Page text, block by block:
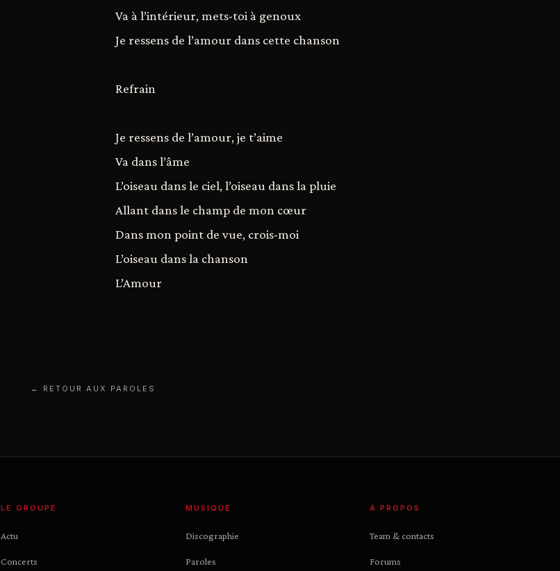
Va à l’intérieur, mets-toi à genoux
Je ressens de l’amour dans cette chanson
Refrain
Je ressens de l’amour, je t’aime
Va dans l’âme
L’oiseau dans le ciel, l’oiseau dans la pluie
Allant dans le champ de mon cœur
Dans mon point de vue, crois-moi
L’oiseau dans la chanson
L’Amour
← RETOUR AUX PAROLES
LE GROUPE
Actu
Concerts
MUSIQUE
Discographie
Paroles
À PROPOS
Team & contacts
Forums